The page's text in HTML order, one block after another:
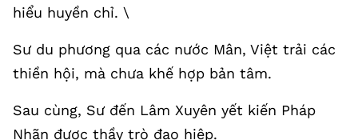
hiểu huyền chỉ. \
Sư du phương qua các nước Mân, Việt trải các
thiền hội, mà chưa khế hợp bản tâm.
Sau cùng, Sư đến Lâm Xuyên yết kiến Pháp
Nhãn được thầy trò đạo hiệp.